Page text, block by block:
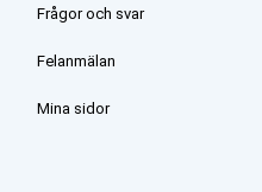
Frågor och svar
Felanmälan
Mina sidor